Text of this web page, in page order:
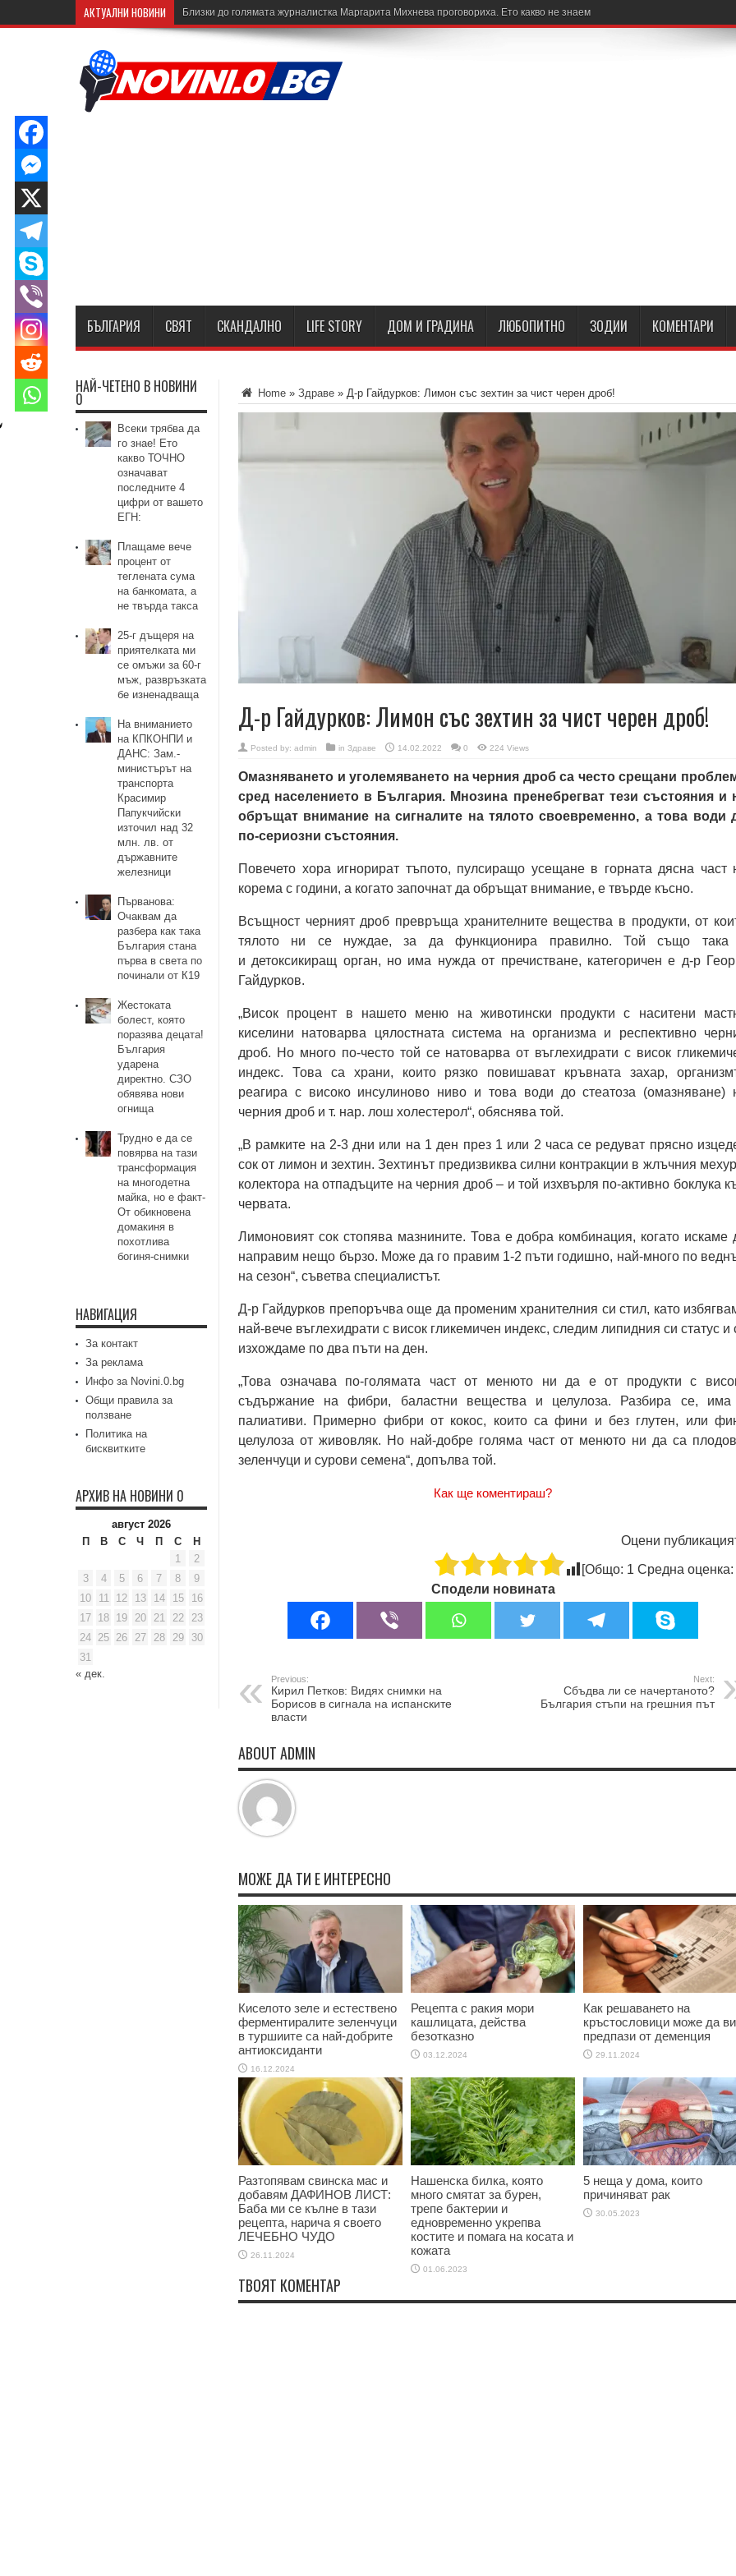
АКТУАЛНИ НОВИНИ Близки до голямата журналистка Маргарита Михнева проговориха. Ето какво не знаем
БЪЛГАРИЯ СВЯТ СКАНДАЛНО LIFE STORY ДОМ И ГРАДИНА ЛЮБОПИТНО ЗОДИИ КОМЕНТАРИ
Home » Здраве » Д-р Гайдурков: Лимон със зехтин за чист черен дроб!
Д-р Гайдурков: Лимон със зехтин за чист черен дроб!
Posted by: admin in Здраве 14.02.2022 0 224 Views
Омазняването и уголемяването на черния дроб са често срещани
сред населението в България. Мнозина пренебрегват тези състояния и
обръщат внимание на сигналите на тялото своевременно, а това води
по-сериозни състояния.
Повечето хора игнорират тъпото, пулсиращо усещане в горната дясна част
корема с години, а когато започнат да обръщат внимание, е твърде късно.
Всъщност черният дроб превръща хранителните вещества в продукти, от
тялото ни се нуждае, за да функционира правилно. Той също
и детоксикиращ орган, но има нужда от пречистване, категоричен е д-р
Гайдурков.
„Висок процент в нашето меню на животински продукти с наситени
киселини натоварва цялостната система на организма и респективно
дроб. Но много по-често той се натоварва от въглехидрати с висок
индекс. Това са храни, които рязко повишават кръвната захар,
реагира с високо инсулиново ниво и това води до стеатоза (омазняване)
черния дроб и т. нар. лош холестерол“, обяснява той.
„В рамките на 2-3 дни или на 1 ден през 1 или 2 часа се редуват прясно
сок от лимон и зехтин. Зехтинът предизвиква силни контракции в жлъчния
колектора на отпадъците на черния дроб – и той изхвърля по-активно боклука
червата.
Лимоновият сок стопява мазнините. Това е добра комбинация, когато искаме
направим нещо бързо. Може да го правим 1-2 пъти годишно, най-много по
на сезон“, съветва специалистът.
Д-р Гайдурков препоръчва още да променим хранителния си стил, като
най-вече въглехидрати с висок гликемичен индекс, следим липидния си статус и
изхождаме по два пъти на ден.
„Това означава по-голямата част от менюто ни да е от продукти с
съдържание на фибри, баластни вещества и целулоза. Разбира се,
палиативи. Примерно фибри от кокос, които са фини и без глутен, или
целулоза от живовляк. Но най-добре голяма част от менюто ни да са
зеленчуци и сурови семена“, допълва той.
Как ще коментираш?
Оцени
[Общо: 1 Средна оценка:
Сподели новината
Previous:
Кирил Петков: Видях снимки на
Борисов в сигнала на испанските
власти
Next:
Сбъдва ли се начертаното?
България стъпи на грешния път
ABOUT ADMIN
МОЖЕ ДА ТИ Е ИНТЕРЕСНО
Киселото зеле и естествено
ферментиралите зеленчуци
в туршиите са най-добрите
антиоксиданти
16.12.2024
Рецепта с ракия мори
кашлицата, действа
безотказно
03.12.2024
Как решаването на
кръстословици може да ви
предпази от деменция
29.11.2024
Разтопявам свинска мас и
добавям ДАФИНОВ ЛИСТ:
Баба ми се кълне в тази
рецепта, нарича я своето
ЛЕЧЕБНО ЧУДО
26.11.2024
Нашенска билка, която
много смятат за бурен,
трепе бактерии и
едновременно укрепва
костите и помага на косата и
кожата
01.06.2023
5 неща у дома, които
причиняват рак
30.05.2023
ТВОЯТ КОМЕНТАР
НАЙ-ЧЕТЕНО В НОВИНИ
0
Всеки трябва да
го знае! Ето
какво ТОЧНО
означават
последните 4
цифри от вашето
ЕГН:
Плащаме вече
процент от
теглената сума
на банкомата, а
не твърда такса
25-г дъщеря на
приятелката ми
се омъжи за 60-г
мъж, развръзката
бе изненадваща
На вниманието
на КПКОНПИ и
ДАНС: Зам.-
министърът на
транспорта
Красимир
Папукчийски
източил над 32
млн. лв. от
държавните
железници
Първанова:
Очаквам да
разбера как така
България стана
първа в света по
починали от К19
Жестоката
болест, която
поразява децата!
България
ударена
директно. СЗО
обявява нови
огнища
Трудно е да се
повярва на тази
трансформация
на многодетна
майка, но е факт-
От обикновена
домакиня в
похотлива
богиня-снимки
НАВИГАЦИЯ
За контакт
За реклама
Инфо за Novini.0.bg
Общи правила за
ползване
Политика на
бисквитките
АРХИВ НА НОВИНИ 0
август 2026
П
В С Ч П С
Н
1
2
3
4 5 6 7 8
9
10
11 12 13 14 15
16
17 18 19 20 21 22
23
24 25 26 27 28 29
30
31
« дек.